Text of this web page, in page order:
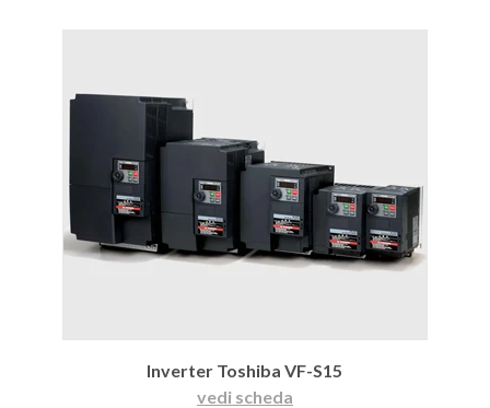
Inverter Toshiba VF-S15
vedi scheda